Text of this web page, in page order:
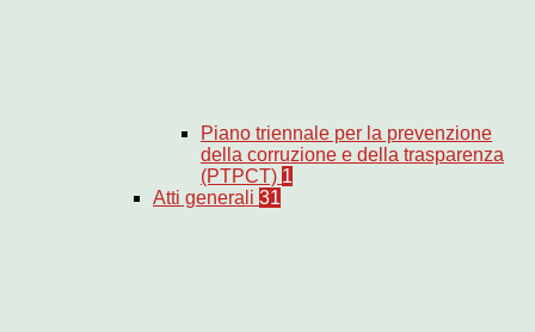
Piano triennale per la prevenzione
della corruzione e della trasparenza
(PTPCT) 1
Atti generali 31